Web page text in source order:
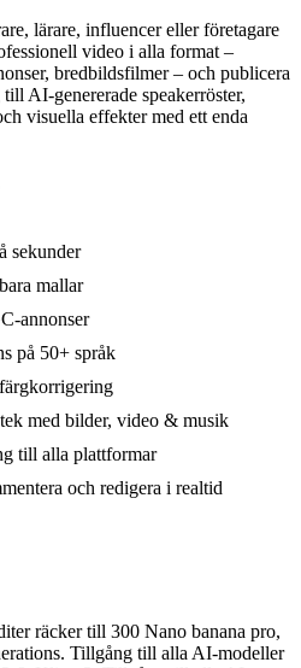
lärare, influencer eller företagare
video i alla format –
bredbildsfilmer – och publicera
AI-genererade speakerröster,
visuella effekter med ett enda
sekunder
mallar
annonser
på 50+ språk
med bilder, video & musik
till alla plattformar
och redigera i realtid
räcker till 300 Nano banana pro,
Tillgång till alla AI-modeller